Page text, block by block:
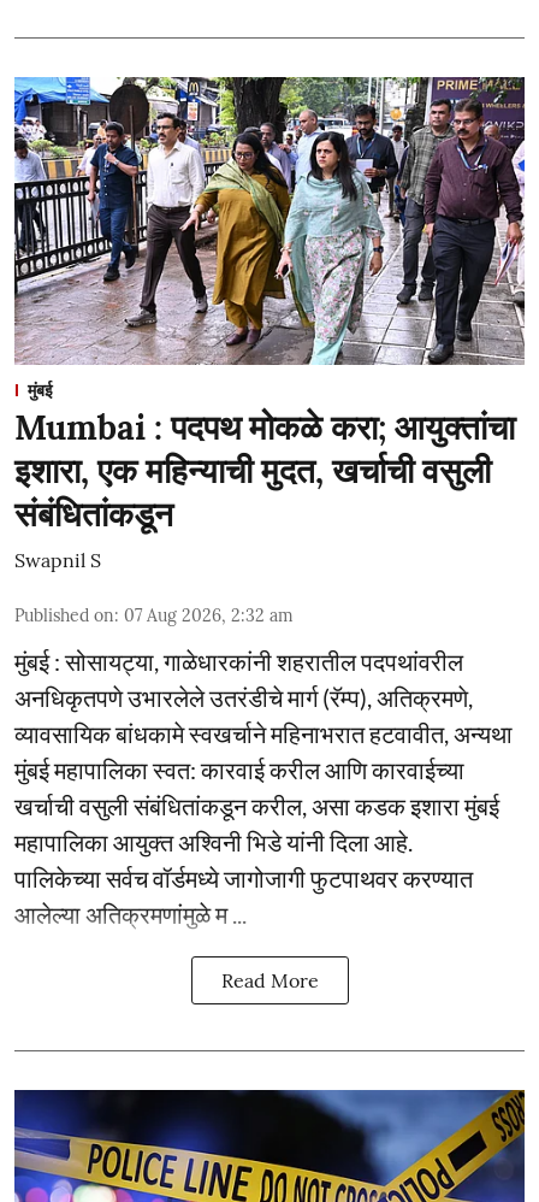
मुंबई
Mumbai : पदपथ मोकळे करा; आयुक्तांचा
इशारा, एक महिन्याची मुदत, खर्चाची वसुली
संबंधितांकडून
Swapnil S
Published on: 07 Aug 2026, 2:32 am
मुंबई : सोसायट्या, गाळेधारकांनी शहरातील पदपथांवरील
अनधिकृतपणे उभारलेले उतरंडीचे मार्ग (रॅम्प), अतिक्रमणे,
व्यावसायिक बांधकामे स्वखर्चाने महिनाभरात हटवावीत, अन्यथा
मुंबई महापालिका स्वत: कारवाई करील आणि कारवाईच्या
खर्चाची वसुली संबंधितांकडून करील, असा कडक इशारा मुंबई
महापालिका आयुक्त अश्विनी भिडे यांनी दिला आहे.
पालिकेच्या सर्वच वॉर्डमध्ये जागोजागी फुटपाथवर करण्यात
आलेल्या अतिक्रमणांमुळे म ...
Read More